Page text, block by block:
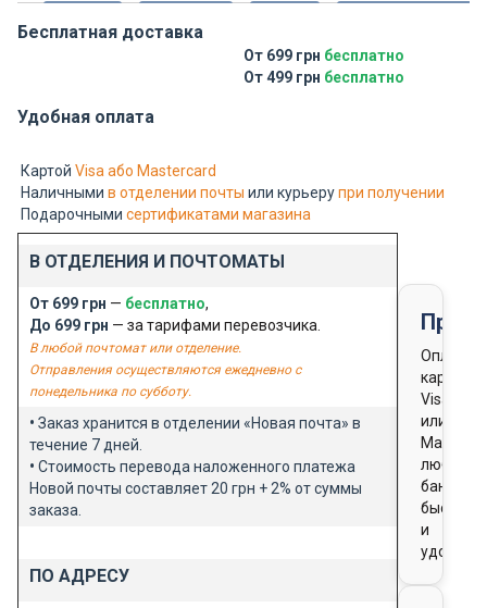
Бесплатная доставка
От 699 грн бесплатно
От 499 грн бесплатно
Удобная оплата
Картой Visa або Mastercard
Наличными в отделении почты или курьерупри получении
Подарочными сертификатами магазина
В ОТДЕЛЕНИЯ И ПОЧТОМАТЫ
От 699 грн — бесплатно,
До 699 грн — за тарифами перевозчика.
В любой почтомат или отделение.
Отправления осуществляются ежедневно с
понедельника по субботу.
• Заказ хранится в отделении «Новая почта» в
течение 7 дней.
• Стоимость перевода наложенного платежа
Новой почты составляет 20 грн + 2% от суммы
заказа.
ПО АДРЕСУ
Оплата
картой
Visa
или
любого
банка
быстро
и
удобно